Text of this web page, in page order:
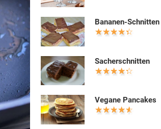
Bananen-Schnitten
Sacherschnitten
Vegane Pancakes